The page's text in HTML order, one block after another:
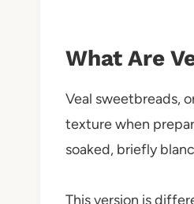
What Are
Veal sweetbreads,
texture when
soaked, briefly
This version is